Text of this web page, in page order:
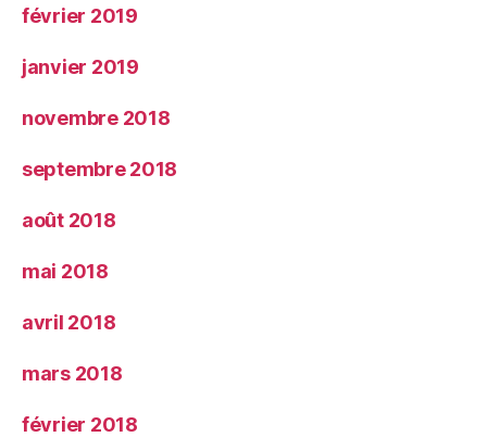
février 2019
janvier 2019
novembre 2018
septembre 2018
août 2018
mai 2018
avril 2018
mars 2018
février 2018